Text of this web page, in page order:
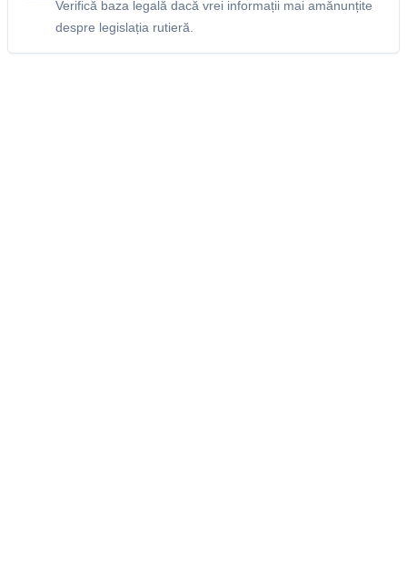
Verifică baza legală dacă vrei informații mai amănunțite
despre legislația rutieră.